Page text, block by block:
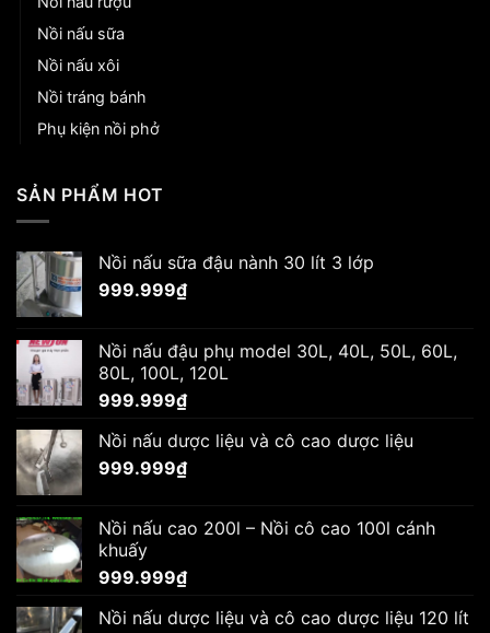
Nồi nấu sữa
Nồi nấu xôi
Nồi tráng bánh
Phụ kiện nồi phở
SẢN PHẨM HOT
Nồi nấu sữa đậu nành 30 lít 3 lớp
999.999₫
Nồi nấu đậu phụ model 30L, 40L, 50L, 60L,
80L, 100L, 120L
999.999₫
Nồi nấu dược liệu và cô cao dược liệu
999.999₫
Nồi nấu cao 200l – Nồi cô cao 100l cánh
khuấy
999.999₫
Nồi nấu dược liệu và cô cao dược liệu 120 lít